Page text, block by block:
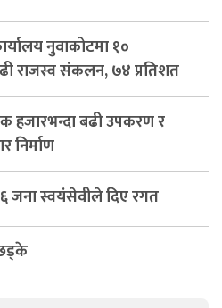
नुवाकोटमा १०
राजस्व संकलन, ७४ प्रतिशत
हजारभन्दा बढी उपकरण र
निर्माण
जना स्वयंसेवीले दिए रगत